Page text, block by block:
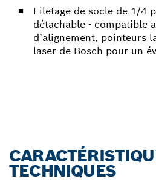
Filetage de socle de 1/4
détachable - compatible
d’alignement, pointeurs
laser de Bosch pour un
TECHNIQUES